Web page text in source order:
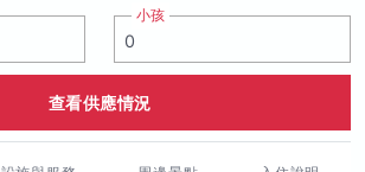
小孩
查看供應情況